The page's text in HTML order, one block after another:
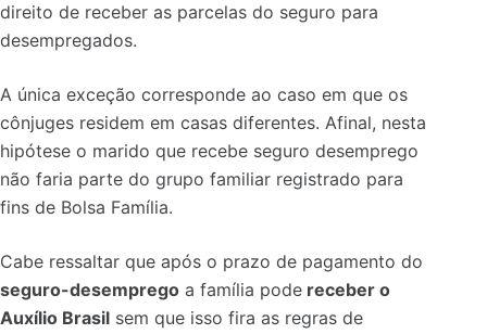
direito de receber as parcelas do seguro para
desempregados.
A única exceção corresponde ao caso em que os
cônjuges residem em casas diferentes. Afinal, nesta
hipótese o marido que recebe seguro desemprego
não faria parte do grupo familiar registrado para
fins de Bolsa Família.
Cabe ressaltar que após o prazo de pagamento do
seguro-desemprego a família pode receber o
Auxílio Brasil sem que isso fira as regras de